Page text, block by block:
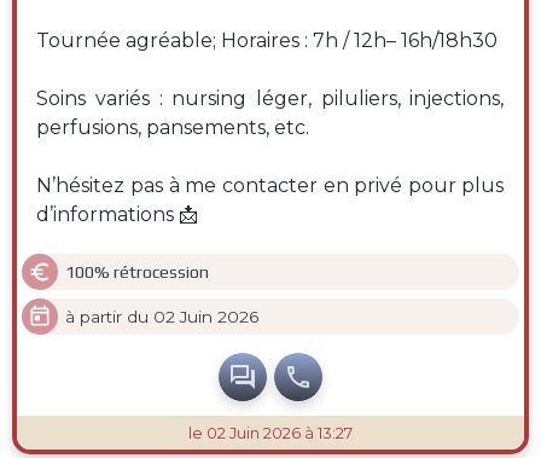
Tournée agréable; Horaires : 7h / 12h– 16h/18h30
Soins variés : nursing léger, piluliers, injections,
perfusions, pansements, etc.
N’hésitez pas à me contacter en privé pour plus
d’informations 📩
 100% rétrocession
 à partir du 02 Juin 2026
 
le 02 Juin 2026 à 13:27